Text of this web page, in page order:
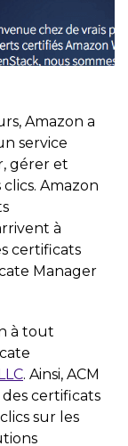
Amazon a
service
gérer et
Amazon
à
certificats
Manager
à tout
. Ainsi, ACM
certificats
sur les